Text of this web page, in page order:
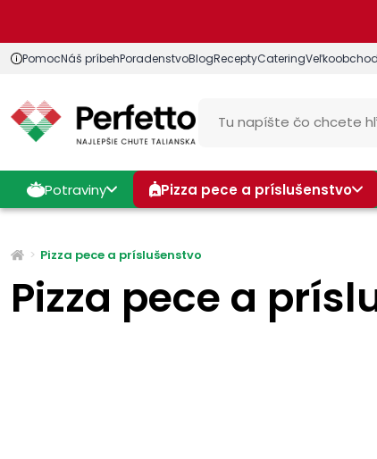
PomocNáš príbehPoradenstvoBlogReceptyCatering
Potraviny Pizza pece a príslušenstvo
Pizza pece a príslušenstvo
Pizza pece a